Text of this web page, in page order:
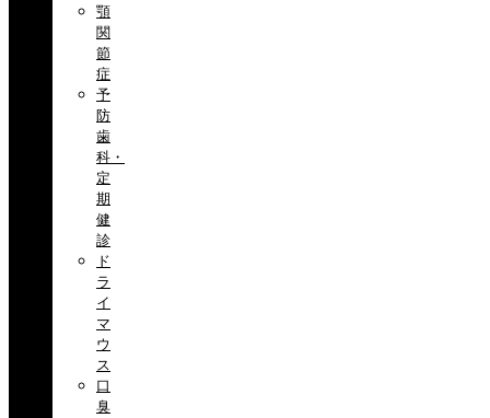
顎
関
節
症
予
防
歯
科・
定
期
健
診
ド
ラ
イ
マ
ウ
ス
口
臭